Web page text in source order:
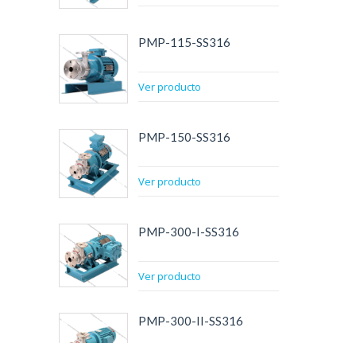
PMP-115-SS316
Ver producto
PMP-150-SS316
Ver producto
PMP-300-I-SS316
Ver producto
PMP-300-II-SS316